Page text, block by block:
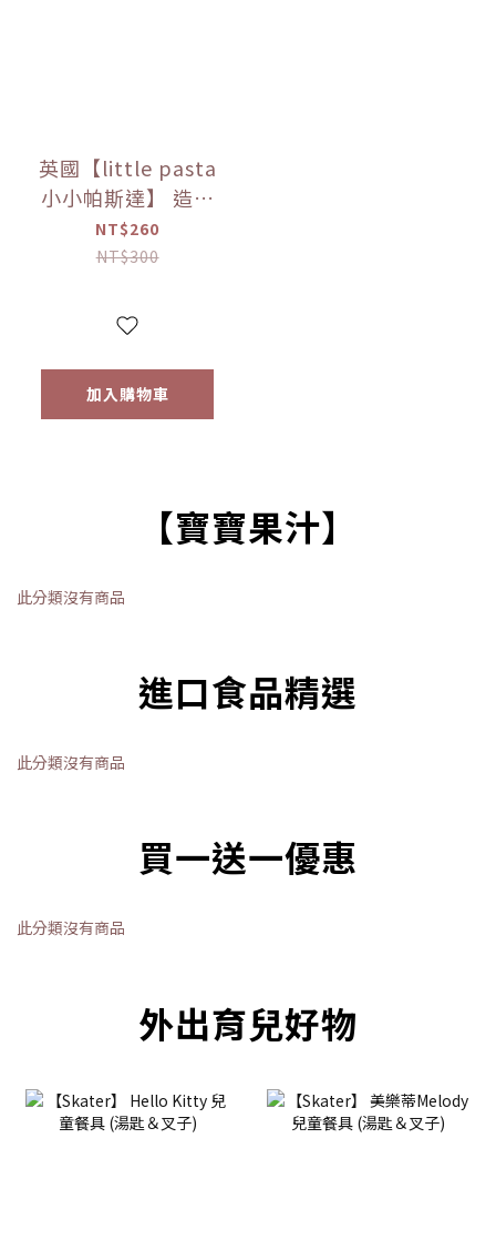
英國【little pasta
小小帕斯達】 造型
義大利麵300g｜動
物｜泰迪熊｜交通
【優惠限定】
NT$260
NT$300
加入購物車
【寶寶果汁】
此分類沒有商品
進口食品精選
此分類沒有商品
買一送一優惠
此分類沒有商品
外出育兒好物